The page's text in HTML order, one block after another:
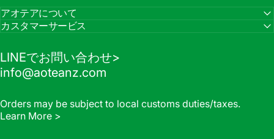
アオテアについて
カスタマーサービス
LINEでお問い合わせ>
info@aoteanz.com
Orders may be subject to local customs duties/taxes.
Learn More >